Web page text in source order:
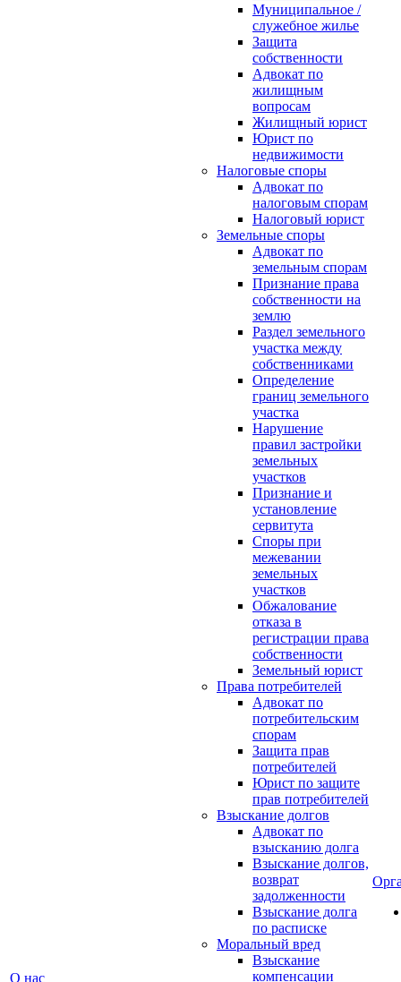
О нас
Муниципальное /
служебное жилье
Защита
собственности
Адвокат по
жилищным
вопросам
Жилищный юрист
Юрист по
недвижимости
Налоговые споры
Адвокат по
налоговым спорам
Налоговый юрист
Земельные споры
Адвокат по
земельным спорам
Признание права
собственности на
землю
Раздел земельного
участка между
собственниками
Определение
границ земельного
участка
Нарушение
правил застройки
земельных
участков
Признание и
установление
сервитута
Споры при
межевании
земельных
участков
Обжалование
отказа в
регистрации права
собственности
Земельный юрист
Права потребителей
Адвокат по
потребительским
спорам
Защита прав
потребителей
Юрист по защите
прав потребителей
Взыскание долгов
Адвокат по
взысканию долга
Взыскание долгов,
возврат
задолженности
Взыскание долга
по расписке
Моральный вред
Взыскание
компенсации